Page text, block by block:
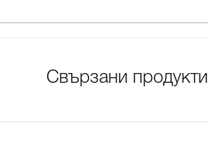
Свързани продукти